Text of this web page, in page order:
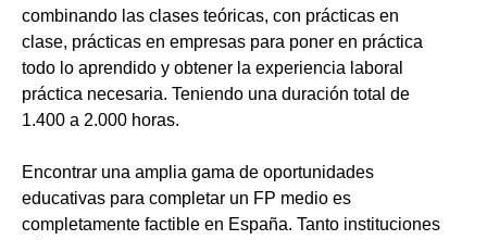
combinando las clases teóricas, con prácticas en
clase, prácticas en empresas para poner en práctica
todo lo aprendido y obtener la experiencia laboral
práctica necesaria. Teniendo una duración total de
1.400 a 2.000 horas.
Encontrar una amplia gama de oportunidades
educativas para completar un FP medio es
completamente factible en España. Tanto instituciones